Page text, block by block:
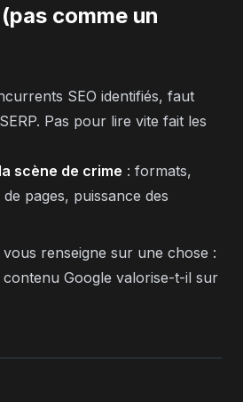
comme un
SEO identifiés, faut
Pas pour lire vite fait les
scène de crime : formats,
pages, puissance des
renseigne sur une chose :
contenu Google valorise-t-il sur